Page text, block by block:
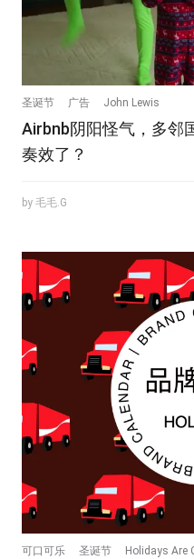
圣诞节 广告 John Lewis
Airbnb阴阳怪气，多邻
奏效了？
by 毛毛.G
可口可乐 圣诞节 Holidays Are